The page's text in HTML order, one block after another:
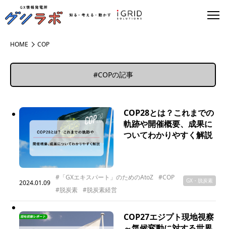
HOME COP
#COPの記事
COP28とは？これまでの
軌跡や開催概要、成果に
ついてわかりやすく解説
2024.01.09
#「GXエキスパート」のためのAtoZ
#COP
#脱炭素
#脱炭素経営
GX・脱炭素
COP27エジプト現地視察